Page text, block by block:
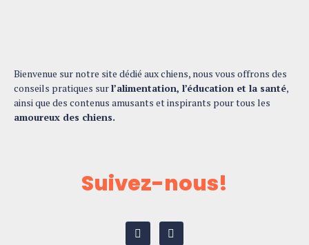
Bienvenue sur notre site dédié aux chiens, nous vous offrons des
conseils pratiques surl’alimentation, l’éducation et la santé,
ainsi que des contenus amusants et inspirants pour tous les
amoureux des chiens.
Suivez-nous!